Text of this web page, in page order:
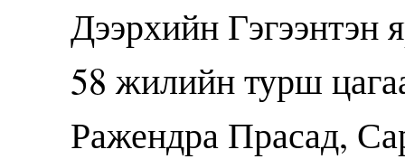
Дээрхийн Гэгээнтэн
58 жилийн турш
Ражендра Прасад,